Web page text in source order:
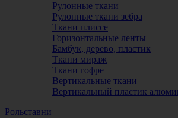
Рулонные ткани
Рулонные ткани зебра
Ткани плиссе
Горизонтальные ленты
Бамбук, дерево, пластик
Ткани мираж
Ткани гофре
Вертикальные ткани
Вертикальный пластик
Рольставни